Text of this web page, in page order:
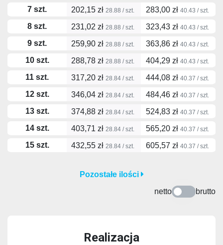
7 szt. 202,15 zł 28.88 / szt. 283,00 zł 40.43 / szt.
8 szt. 231,02 zł 28.88 / szt. 323,43 zł 40.43 / szt.
9 szt. 259,90 zł 28.88 / szt. 363,86 zł 40.43 / szt.
10 szt. 288,78 zł 28.88 / szt. 404,29 zł 40.43 / szt.
11 szt. 317,20 zł 28.84 / szt. 444,08 zł 40.37 / szt.
12 szt. 346,04 zł 28.84 / szt. 484,46 zł 40.37 / szt.
13 szt. 374,88 zł 28.84 / szt. 524,83 zł 40.37 / szt.
14 szt. 403,71 zł 28.84 / szt. 565,20 zł 40.37 / szt.
15 szt. 432,55 zł 28.84 / szt. 605,57 zł 40.37 / szt.
Pozostałe ilości
netto
brutto
Realizacja